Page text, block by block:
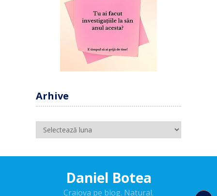
Arhive
Arhive
Daniel Botea
Craiova pe blog. Natural.